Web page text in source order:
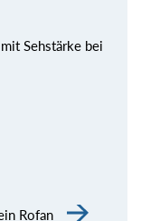
Sehstärke bei
Rofan